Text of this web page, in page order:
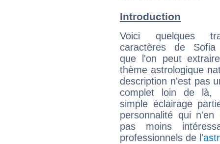
Introduction
Voici quelques
caractères de Sofia
que l'on peut
thème astrologique
description n'est pas
complet loin de là,
simple éclairage
personnalité qui n'en
pas moins
professionnels de l'